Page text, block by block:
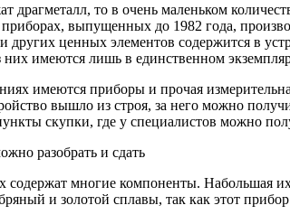
драгметалл, то в очень маленьком
выпущенных до 1982 года,
других ценных элементов содержится в
имеются лишь в единственном
имеются приборы и прочая
вышло из строя, за него можно
скупки, где у специалистов можно
разобрать и сдать
многие компоненты. Набольшая
и золотой сплавы, так как этот